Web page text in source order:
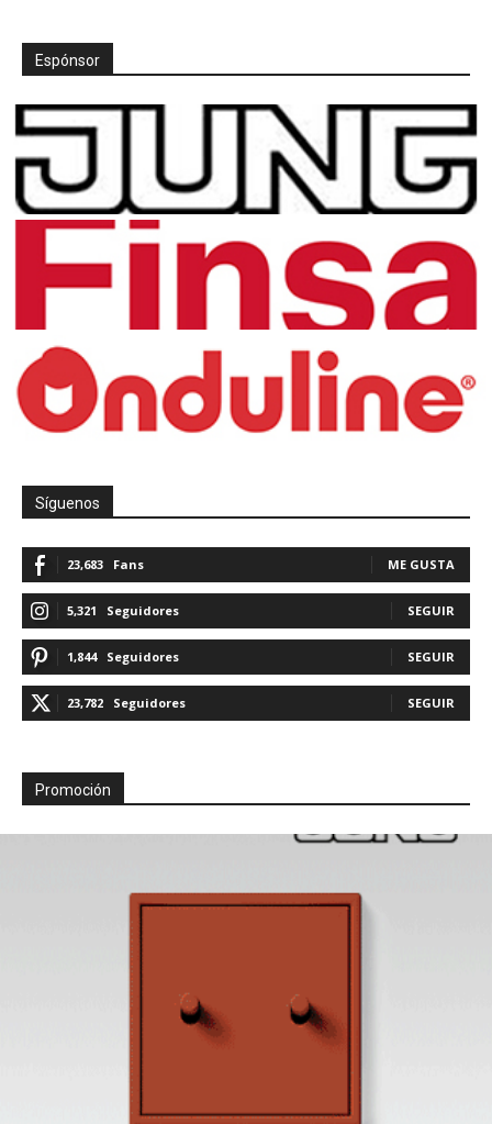
Espónsor
Síguenos
23,683 Fans ME GUSTA
5,321 Seguidores SEGUIR
1,844 Seguidores SEGUIR
23,782 Seguidores SEGUIR
Promoción